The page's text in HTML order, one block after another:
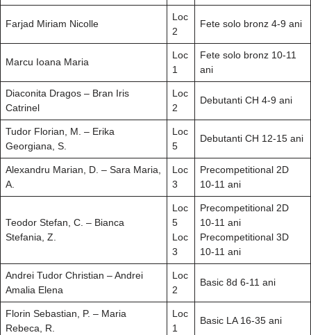
Farjad Miriam Nicolle
Loc
2
Fete solo bronz 4-9 ani
Marcu Ioana Maria
Loc
1
Fete solo bronz 10-11
ani
Diaconita Dragos – Bran Iris
Catrinel
Loc
2
Debutanti CH 4-9 ani
Tudor Florian, M. – Erika
Georgiana, S.
Loc
5
Debutanti CH 12-15 ani
Alexandru Marian, D. – Sara Maria,
A.
Loc
3
Precompetitional 2D
10-11 ani
Teodor Stefan, C. – Bianca
Stefania, Z.
Loc
5
Loc
3
Precompetitional 2D
10-11 ani
Precompetitional 3D
10-11 ani
Andrei Tudor Christian – Andrei
Amalia Elena
Loc
2
Basic 8d 6-11 ani
Florin Sebastian, P. – Maria
Rebeca, R.
Loc
1
Basic LA 16-35 ani